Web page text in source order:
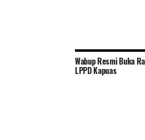
Wabup Resmi Buka
LPPD Kapuas